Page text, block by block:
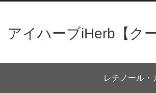
アイハーブiHerb【ク
レチノール・